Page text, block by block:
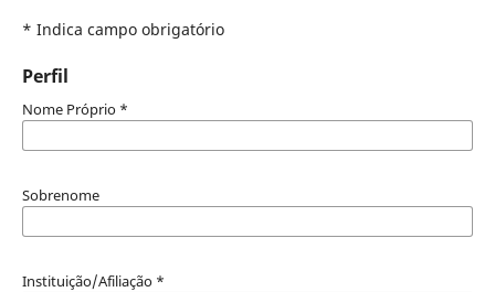
* Indica campo obrigatório
Perfil
Nome Próprio *
Sobrenome
Instituição/Afiliação *